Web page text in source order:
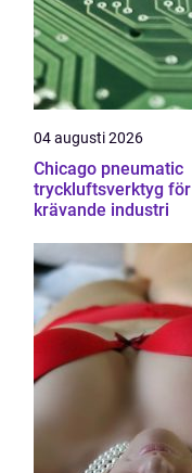
04 augusti 2026
Chicago pneumatic
tryckluftsverktyg för
krävande industri